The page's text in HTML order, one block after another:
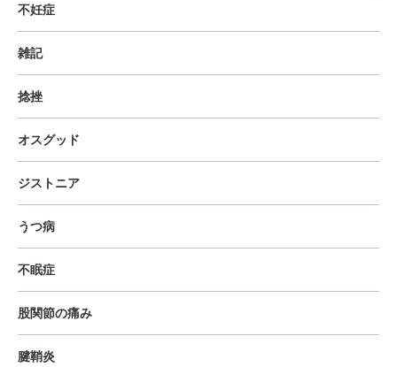
不妊症
雑記
捻挫
オスグッド
ジストニア
うつ病
不眠症
股関節の痛み
腱鞘炎